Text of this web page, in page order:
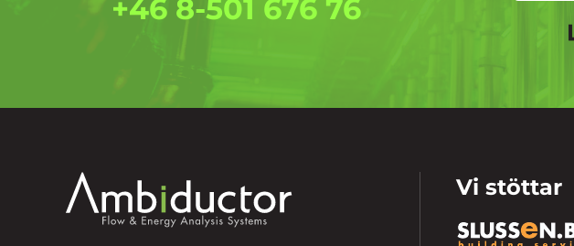
+46 8-501 676 76
Vi stöttar